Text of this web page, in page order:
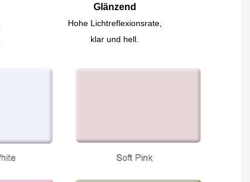
Glänzend
Hohe Lichtreflexionsrate,
klar und hell.